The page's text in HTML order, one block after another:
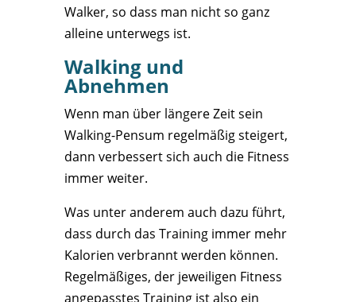
Walker, so dass man nicht so ganz
alleine unterwegs ist.
Walking und
Abnehmen
Wenn man über längere Zeit sein
Walking-Pensum regelmäßig steigert,
dann verbessert sich auch die Fitness
immer weiter.
Was unter anderem auch dazu führt,
dass durch das Training immer mehr
Kalorien verbrannt werden können.
Regelmäßiges, der jeweiligen Fitness
angepasstes Training ist also ein